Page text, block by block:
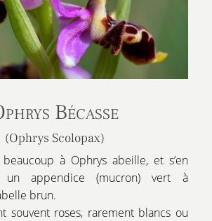
Bécasse
(Ophrys Scolopax)
à Ophrys abeille, et s’en
un appendice (mucron) vert à
brun.
souvent roses, rarement blancs ou